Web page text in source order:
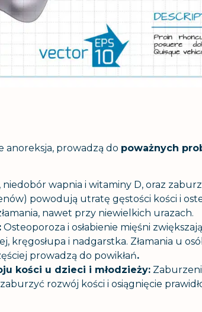
anoreksja, prowadzą do poważnych
wapnia i witaminy D, oraz
powodują utratę gęstości kości i
nawet przy niewielkich urazach.
Osteoporoza i osłabienie mięśni
kręgosłupa i nadgarstka. Złamania u
prowadzą do powikłań.
kości u dzieci i młodzieży:
rozwój kości i osiągnięcie